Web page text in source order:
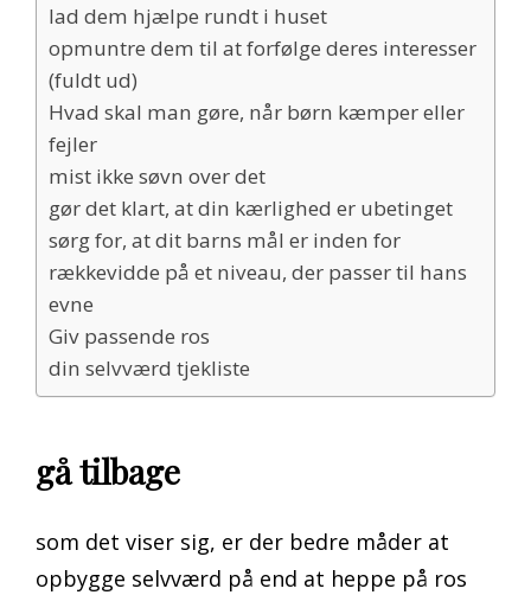
lad dem hjælpe rundt i huset
opmuntre dem til at forfølge deres interesser
(fuldt ud)
Hvad skal man gøre, når børn kæmper eller
fejler
mist ikke søvn over det
gør det klart, at din kærlighed er ubetinget
sørg for, at dit barns mål er inden for
rækkevidde på et niveau, der passer til hans
evne
Giv passende ros
din selvværd tjekliste
gå tilbage
som det viser sig, er der bedre måder at
opbygge selvværd på end at heppe på ros